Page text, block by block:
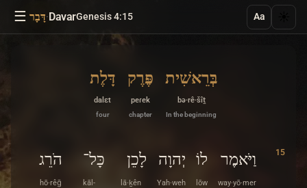
☰ דָּבָר·DavarGenesis 4:15 Aa
בְּרֵאשִׁית
bə·rê·šîṯ
In the beginning
פֶּרֶק
peɾek
chapter
דָּלֶת
dalɛt
four
15 וַיֹּאמֶר
way·yō·mer
לוֹ
lōw
יְהוָה
Yah·weh
לָכֵן
lā·ḵên
כָּל־
kāl-
הֹרֵג
hō·rêḡ